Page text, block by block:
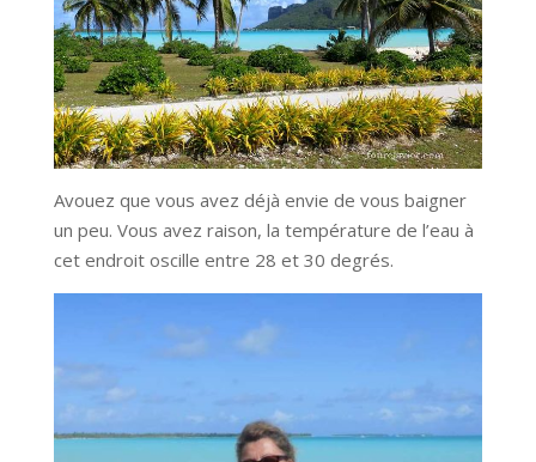
Avouez que vous avez déjà envie de vous baigner
un peu. Vous avez raison, la température de l’eau à
cet endroit oscille entre 28 et 30 degrés.